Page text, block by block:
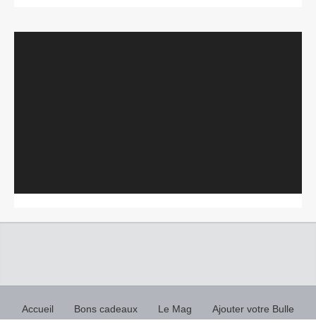
Accueil Bons cadeaux Le Mag
Ajouter votre Bulle